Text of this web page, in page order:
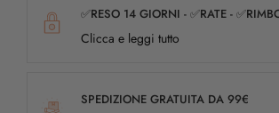
✅RESO 14 GIORNI - ✅RATE -
Clicca e leggi tutto
SPEDIZIONE GRATUITA DA 99€